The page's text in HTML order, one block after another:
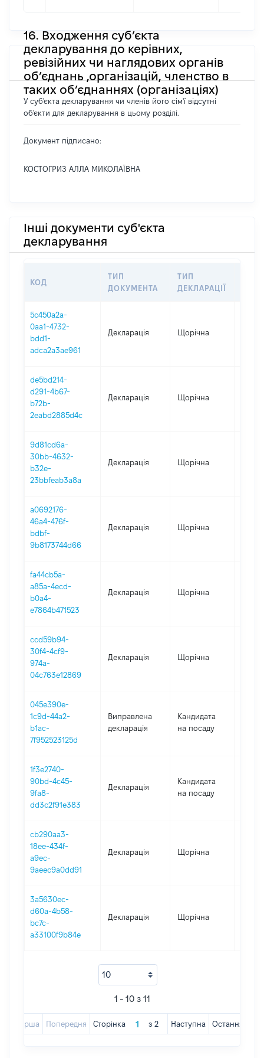
16. Входження суб’єкта
декларування до керівних,
ревізійних чи наглядових органів
об’єднань ,організацій, членство в
таких об’єднаннях (організаціях)
У суб'єкта декларування чи членів його сім'ї відсутні
об'єкти для декларування в цьому розділі.
Документ підписано:
КОСТОГРИЗ АЛЛА МИКОЛАЇВНА
Інші документи суб'єкта
декларування
КОД
ТИП
ДОКУМЕНТА
ТИП
ДЕКЛАРАЦІЇ
5c450a2a-
0aa1-4732-
bdd1-
adca2a3ae961
Декларація Щорічна
de5bd214-
d291-4b67-
b72b-
2eabd2885d4c
Декларація Щорічна
9d81cd6a-
30bb-4632-
b32e-
23bbfeab3a8a
Декларація Щорічна
a0692176-
46a4-476f-
bdbf-
9b8173744d66
Декларація Щорічна
fa44cb5a-
a85a-4ecd-
b0a4-
e7864b471523
Декларація Щорічна
ccd59b94-
30f4-4cf9-
974a-
04c763e12869
Декларація Щорічна
045e390e-
1c9d-44a2-
b1ac-
7f952523125d
Виправлена
декларація
Кандидата
на посаду
1f3e2740-
90bd-4c45-
9fa8-
dd3c2f91e383
Декларація
Кандидата
на посаду
cb290aa3-
18ee-434f-
a9ec-
9aeec9a0dd91
Декларація Щорічна
3a5630ec-
d60a-4b58-
bc7c-
a33100f9b84e
Декларація Щорічна
1 - 10 з 11
Перша Попередня Сторінка з 2 Наступна Остання